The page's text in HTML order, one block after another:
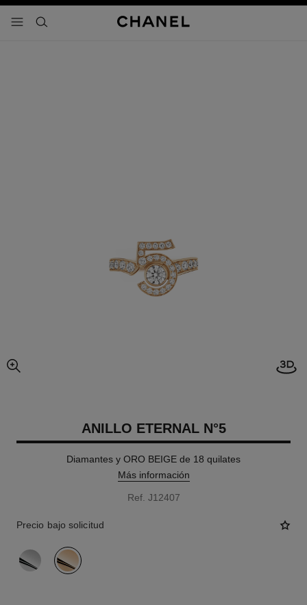
- navegación principal
buscar
imagen agrandada
ANILLO ETERNAL N°5
Diamantes y ORO BEIGE de 18 quilates
Más información
Ref. J12407
Precio bajo solicitud
variante (2)